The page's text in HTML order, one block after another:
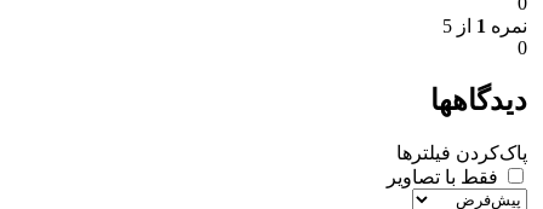
نمره 1 از 5
0
دیدگاهها
پاک‌کردن فیلترها
فقط با تصاویر